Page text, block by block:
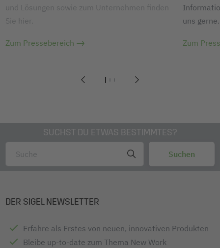
123
und Lösungen sowie zum Unternehmen finden
Sie hier.
Zum Pressebereich
uns gerne.
Zum
SUCHST DU ETWAS BESTIMMTES?
DER SIGEL NEWSLETTER
Erfahre als Erstes von neuen, innovativen Produkten
Bleibe up-to-date zum Thema New Work